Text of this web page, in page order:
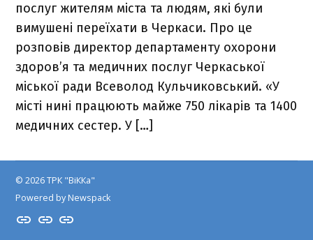
послуг жителям міста та людям, які були
вимушені переїхати в Черкаси. Про це
розповів директор департаменту охорони
здоров’я та медичних послуг Черкаської
міської ради Всеволод Кульчиковський. «У
місті нині працюють майже 750 лікарів та 1400
медичних сестер. У […]
© 2026 ТРК "ВіККа"
Powered by Newspack
Insta
YouTube
FB